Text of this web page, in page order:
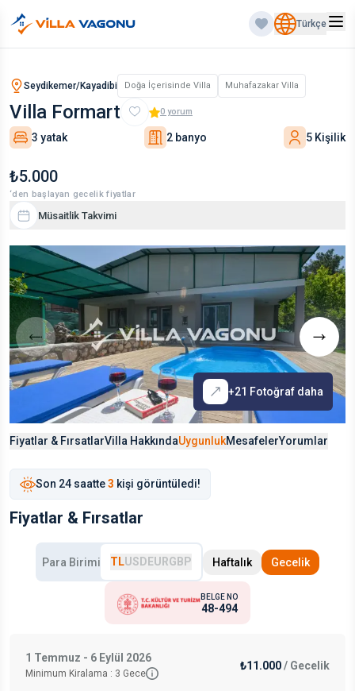
Türkçe
Seydikemer/Kayadibi Doğa İçerisinde Villa Muhafazakar Villa
Villa Formart 0 yorum
3 yatak 2 banyo 5 Kişilik
₺5.000
‘den başlayan gecelik fiyatlar
Müsaitlik Takvimi
+21 Fotoğraf daha
Fiyatlar & FırsatlarVilla HakkındaUygunlukMesafelerYorumlar
Son 24 saatte3 kişi görüntüledi!
Fiyatlar & Fırsatlar
Para Birimi TLUSD EURGBP Haftalık Gecelik
BELGE NO
48-494
1 Temmuz - 6 Eylül 2026
Minimum Kiralama : 3 Gece
₺11.000/ Gecelik